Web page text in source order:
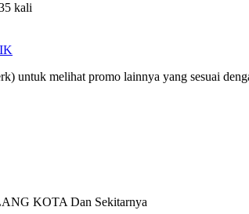
kali
untuk melihat promo lainnya yang sesuai
KOTA Dan Sekitarnya